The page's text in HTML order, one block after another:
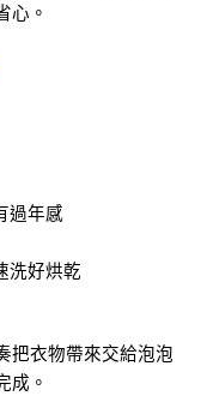
心。
過年感
洗好烘乾
把衣物帶來交給泡泡
成。